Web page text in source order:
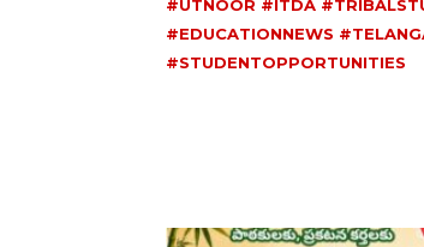
#UTNOOR #ITDA
#EDUCATIONNEWS
#STUDENTOPPORTUNITIES